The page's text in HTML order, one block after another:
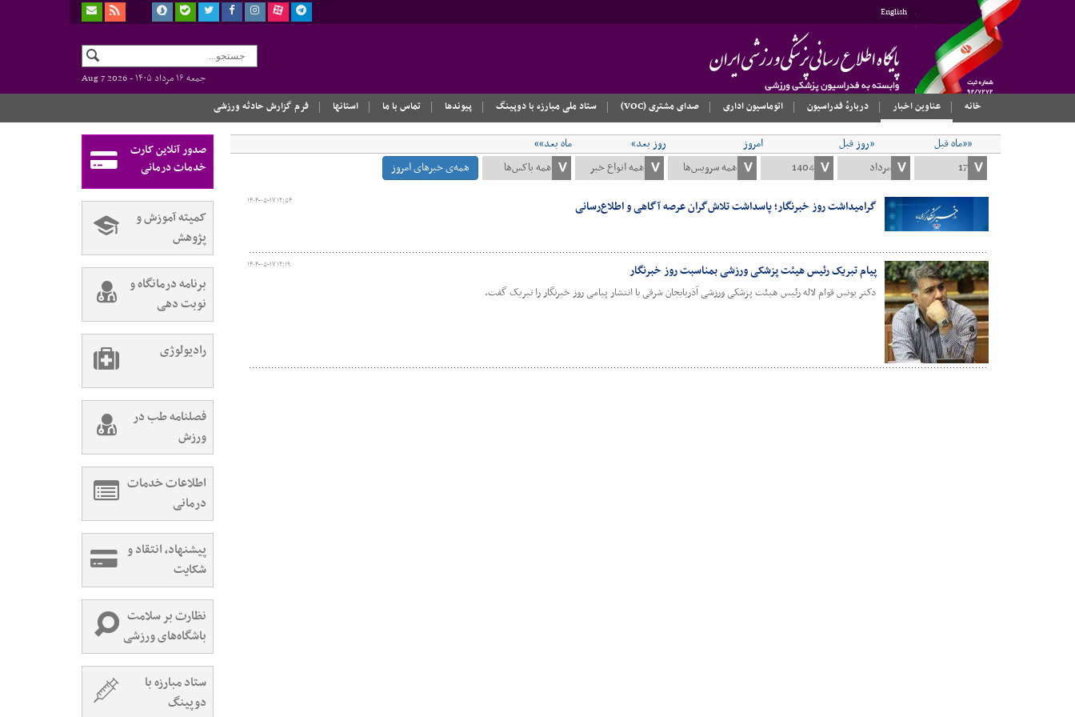
English
جمعه ۱۶ مرداد ۱۴۰۵ -
Aug 7 2026
خانه
عناوین اخبار دربارهٔ فدراسیون اتوماسیون اداری صدای مشتری (VOC) ستاد ملی مبارزه با دوپینگ پیوندها تماس با ما استانها فرم گزارش حادثه ورزشی
««ماه قبل «روز قبل امروز روز بعد»
ماه بعد»»
همه‌ی خبرهای امروز
۱۴۰۴-۰۵-۱۷ ۱۲:۵۴ گرامیداشت روز خبرنگار؛ پاسداشت تلاش‌گران عرصه آگاهی و اطلاع‌رسانی
۱۴۰۴-۰۵-۱۷ ۱۲:۱۹ پیام تبریک رئیس هیئت پزشکی ورزشی بمناسبت روز خبرنگار
دکتر یونس قوام لاله رئیس هیئت پزشکی ورزشی آذربایجان شرقی با انتشار پیامی روز خبرنگار را تبریک گفت.
صدور آنلاین کارت
خدمات درمانی
کمیته آموزش و
پژوهش
برنامه درمانگاه و
نوبت دهی
رادیولوژی
فصلنامه طب در
ورزش
اطلاعات خدمات
درمانی
پیشنهاد، انتقاد و
شکایت
نظارت بر سلامت
باشگاه‌های ورزشی
ستاد مبارزه با
دوپینگ